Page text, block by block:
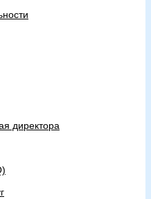
директора